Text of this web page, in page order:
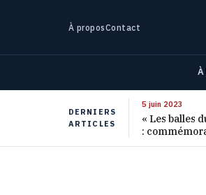
À proposContact
DERNIERS
ARTICLES
5 juin 2023
« Les balles
:
ans de ce